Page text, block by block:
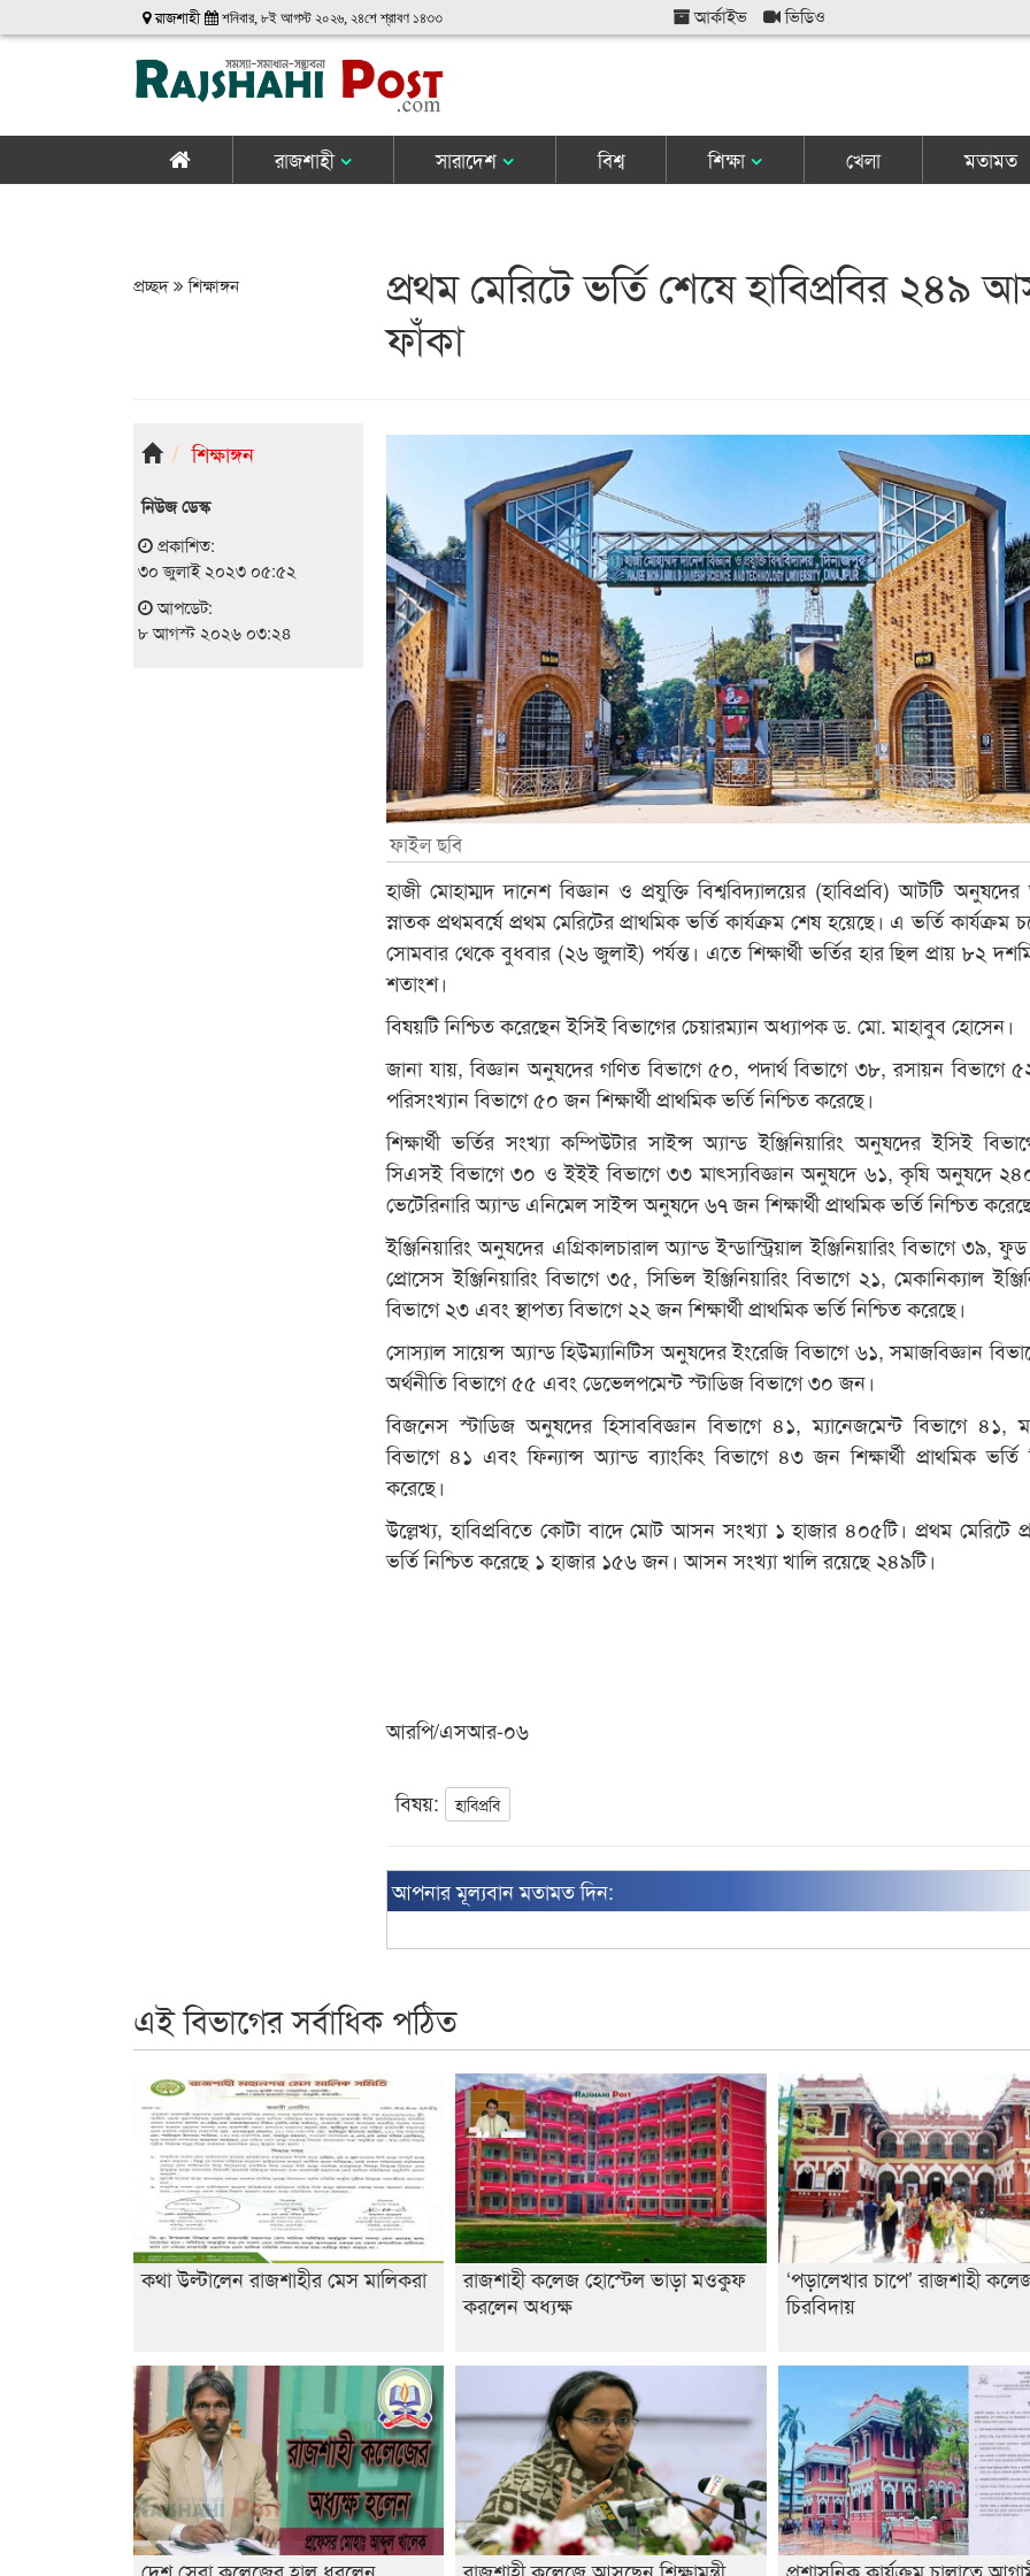
রাজশাহী শনিবার, ৮ই আগস্ট ২০২৬, ২৪শে শ্রাবণ ১৪৩৩ আর্কাইভ ভিডিও
রাজশাহী সারাদেশ বিশ্ব শিক্ষা খেলা মতামত
প্রচ্ছদ শিক্ষাঙ্গন
প্রথম মেরিটে ভর্তি শেষে হাবিপ্রবির ২৪৯
ফাঁকা
শিক্ষাঙ্গন
নিউজ ডেস্ক
প্রকাশিত:
৩০ জুলাই ২০২৩ ০৫:৫২
আপডেট:
৮ আগস্ট ২০২৬ ০৩:২৪
ফাইল ছবি
হাজী মোহাম্মদ দানেশ বিজ্ঞান ও প্রযুক্তি বিশ্ববিদ্যালয়ের (হাবিপ্রবি) আটটি
স্নাতক প্রথমবর্ষে প্রথম মেরিটের প্রাথমিক ভর্তি কার্যক্রম শেষ হয়েছে। এ ভর্তি কার্যক্রম
সোমবার থেকে বুধবার (২৬ জুলাই) পর্যন্ত। এতে শিক্ষার্থী ভর্তির হার ছিল প্রায় ৮২
শতাংশ।
বিষয়টি নিশ্চিত করেছেন ইসিই বিভাগের চেয়ারম্যান অধ্যাপক ড. মো. মাহাবুব হোসেন।
জানা যায়, বিজ্ঞান অনুষদের গণিত বিভাগে ৫০, পদার্থ বিভাগে ৩৮, রসায়ন বিভাগে
পরিসংখ্যান বিভাগে ৫০ জন শিক্ষার্থী প্রাথমিক ভর্তি নিশ্চিত করেছে।
শিক্ষার্থী ভর্তির সংখ্যা কম্পিউটার সাইন্স অ্যান্ড ইঞ্জিনিয়ারিং অনুষদের ইসিই
সিএসই বিভাগে ৩০ ও ইইই বিভাগে ৩৩ মাৎস্যবিজ্ঞান অনুষদে ৬১, কৃষি অনুষদে
ভেটেরিনারি অ্যান্ড এনিমেল সাইন্স অনুষদে ৬৭ জন শিক্ষার্থী প্রাথমিক ভর্তি নিশ্চিত
ইঞ্জিনিয়ারিং অনুষদের এগ্রিকালচারাল অ্যান্ড ইন্ডাস্ট্রিয়াল ইঞ্জিনিয়ারিং বিভাগে ৩৯,
প্রোসেস ইঞ্জিনিয়ারিং বিভাগে ৩৫, সিভিল ইঞ্জিনিয়ারিং বিভাগে ২১, মেকানিক্যাল
বিভাগে ২৩ এবং স্থাপত্য বিভাগে ২২ জন শিক্ষার্থী প্রাথমিক ভর্তি নিশ্চিত করেছে।
সোস্যাল সায়েন্স অ্যান্ড হিউম্যানিটিস অনুষদের ইংরেজি বিভাগে ৬১, সমাজবিজ্ঞান
অর্থনীতি বিভাগে ৫৫ এবং ডেভেলপমেন্ট স্টাডিজ বিভাগে ৩০ জন।
বিজনেস স্টাডিজ অনুষদের হিসাববিজ্ঞান বিভাগে ৪১, ম্যানেজমেন্ট বিভাগে ৪১,
বিভাগে ৪১ এবং ফিন্যান্স অ্যান্ড ব্যাংকিং বিভাগে ৪৩ জন শিক্ষার্থী প্রাথমিক ভর্তি
করেছে।
উল্লেখ্য, হাবিপ্রবিতে কোটা বাদে মোট আসন সংখ্যা ১ হাজার ৪০৫টি। প্রথম মেরিটে
ভর্তি নিশ্চিত করেছে ১ হাজার ১৫৬ জন। আসন সংখ্যা খালি রয়েছে ২৪৯টি।
আরপি/এসআর-০৬
বিষয়: হাবিপ্রবি
আপনার মূল্যবান মতামত দিন:
এই বিভাগের সর্বাধিক পঠিত
কথা উল্টালেন রাজশাহীর মেস মালিকরা
রাজশাহী কলেজ হোস্টেল ভাড়া মওকুফ
করলেন অধ্যক্ষ
‘পড়ালেখার চাপে’ রাজশাহী
চিরবিদায়